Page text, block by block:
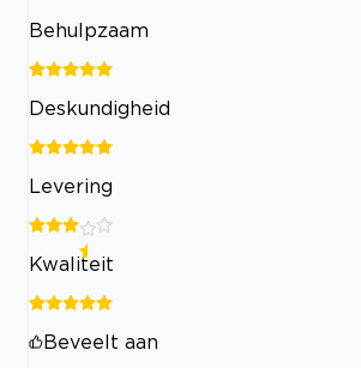
Behulpzaam
Deskundigheid
Levering
Kwaliteit
Beveelt aan